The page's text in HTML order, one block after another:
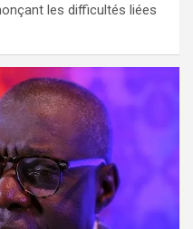
les difficultés liées